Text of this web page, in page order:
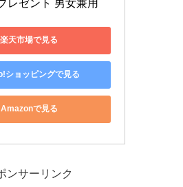
レゼント 男女兼用
楽天市場で見る
ショッピングで見る
Amazonで見る
ンサーリンク